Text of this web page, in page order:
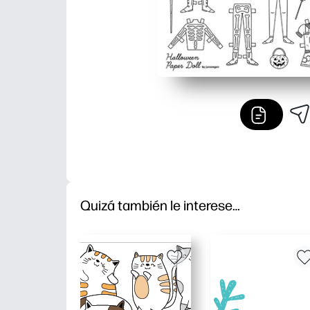
Quizá también le interese…